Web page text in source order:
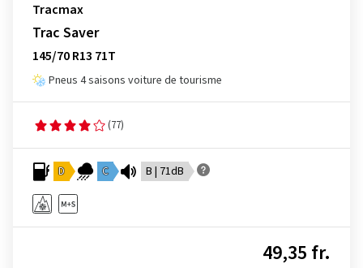
Tracmax
Trac Saver
145/70 R13 71T
Pneus 4 saisons voiture de tourisme
(77)
D C B | 71dB
49,35 fr.